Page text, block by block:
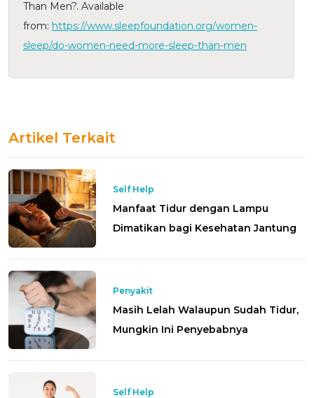
Than Men?. Available
from: https://www.sleepfoundation.org/women-
sleep/do-women-need-more-sleep-than-men
Artikel Terkait
Self Help
Manfaat Tidur dengan Lampu
Dimatikan bagi Kesehatan Jantung
Penyakit
Masih Lelah Walaupun Sudah Tidur,
Mungkin Ini Penyebabnya
Self Help